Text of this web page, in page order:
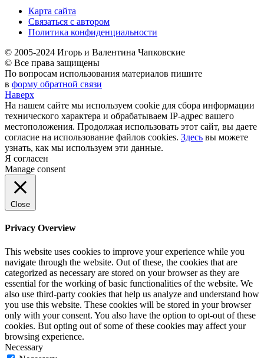
Карта сайта
Связаться с автором
Политика конфиденциальности
© 2005-2024 Игорь и Валентина Чапковские
© Все права защищены
По вопросам использования материалов пишите
в форму обратной связи
Наверх
На нашем сайте мы используем cookie для сбора информации
технического характера и обрабатываем IP-адрес вашего
местоположения. Продолжая использовать этот сайт, вы даете
согласие на использование файлов cookies. Здесь вы можете
узнать, как мы используем эти данные.
Я согласен
Manage consent
Close
Privacy Overview
This website uses cookies to improve your experience while you
navigate through the website. Out of these, the cookies that are
categorized as necessary are stored on your browser as they are
essential for the working of basic functionalities of the website. We
also use third-party cookies that help us analyze and understand how
you use this website. These cookies will be stored in your browser
only with your consent. You also have the option to opt-out of these
cookies. But opting out of some of these cookies may affect your
browsing experience.
Necessary